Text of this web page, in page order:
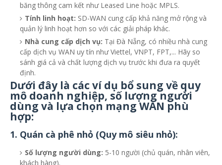
băng thông cam kết như Leased Line hoặc MPLS.
Tính linh hoạt: SD-WAN cung cấp khả năng mở rộng và
quản lý linh hoạt hơn so với các giải pháp khác.
Nhà cung cấp dịch vụ: Tại Đà Nẵng, có nhiều nhà cung
cấp dịch vụ WAN uy tín như Viettel, VNPT, FPT,... Hãy so
sánh giá cả và chất lượng dịch vụ trước khi đưa ra quyết
định.
Dưới đây là các ví dụ bổ sung về quy
mô doanh nghiệp, số lượng người
dùng và lựa chọn mạng WAN phù
hợp:
1. Quán cà phê nhỏ (Quy mô siêu nhỏ):
Số lượng người dùng: 5-10 người (chủ quán, nhân viên,
khách hàng).